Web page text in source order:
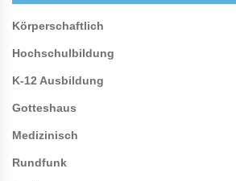
Körperschaftlich
Hochschulbildung
K-12 Ausbildung
Gotteshaus
Medizinisch
Rundfunk